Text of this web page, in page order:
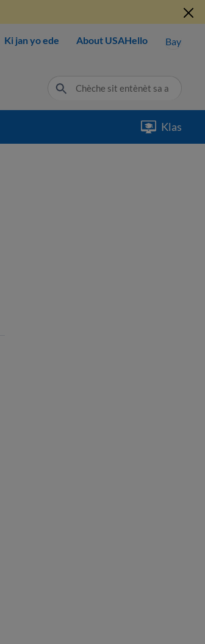
Ki jan yo ede About USAHello Bay
Klas